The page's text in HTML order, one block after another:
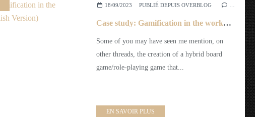
18/09/2023 PUBLIÉ DEPUIS OVERBLOG
Case study: Gamification in the workplace (English Version)
Some of you may have seen me mention, on
other threads, the creation of a hybrid board
game/role-playing game that...
EN SAVOIR PLUS